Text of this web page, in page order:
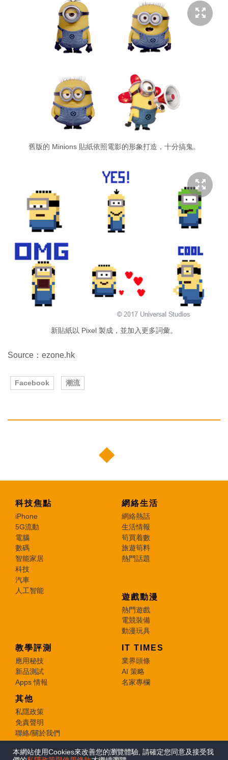
舊版的 Minions 貼紙依照電影的形象打造，十分搞鬼。
新貼紙以 Pixel 製成，並加入更多詞彙。
Source：ezone.hk
Facebook 潮流
科技焦點
iPhone
5G流動
電腦
數碼
智能家居
科技
汽車
人工智能
網絡生活
網絡熱話
生活情報
筍買着數
旅遊筍料
熱門話題
遊戲動漫
熱門遊戲
電競裝備
動漫玩具
教學評測
應用秘技
新品測試
Apps 情報
IT TIMES
業界頭條
AI 策略
名家專欄
其他
私隱政策
免責聲明
聯絡/關於我們
© 2026 e-zone. All Rights Reserved.
本網站使用Cookies來改善您的瀏覽體驗, 請確定您同意及接受我